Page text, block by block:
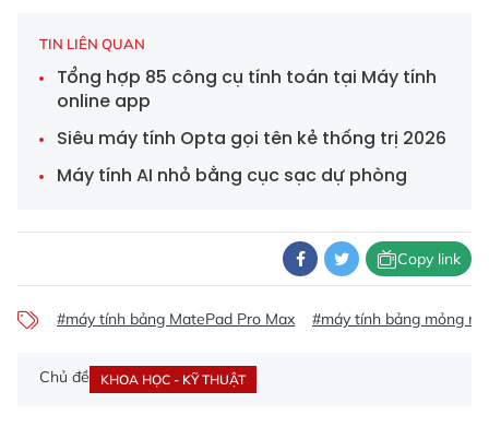
TIN LIÊN QUAN
Tổng hợp 85 công cụ tính toán tại Máy tính
online app
Siêu máy tính Opta gọi tên kẻ thống trị 2026
Máy tính AI nhỏ bằng cục sạc dự phòng
Copy link
#máy tính bảng MatePad Pro Max #máy tính bảng mỏng
Chủ đề KHOA HỌC - KỸ THUẬT